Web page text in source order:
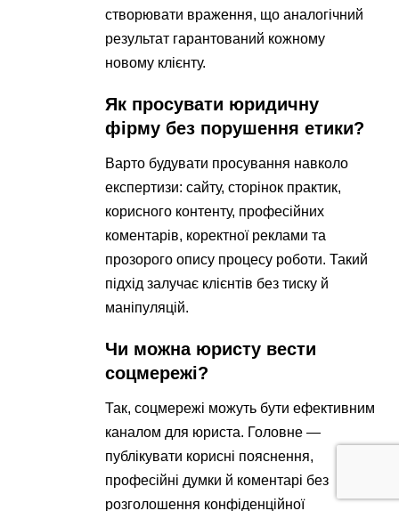
створювати враження, що аналогічний
результат гарантований кожному
новому клієнту.
Як просувати юридичну
фірму без порушення етики?
Варто будувати просування навколо
експертизи: сайту, сторінок практик,
корисного контенту, професійних
коментарів, коректної реклами та
прозорого опису процесу роботи. Такий
підхід залучає клієнтів без тиску й
маніпуляцій.
Чи можна юристу вести
соцмережі?
Так, соцмережі можуть бути ефективним
каналом для юриста. Головне —
публікувати корисні пояснення,
професійні думки й коментарі без
розголошення конфіденційної